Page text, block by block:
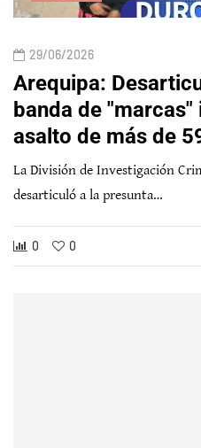
29/06/2026
Arequipa:
banda de
asalto de más de
La División de Investigación
desarticuló a la presunta…
0 0